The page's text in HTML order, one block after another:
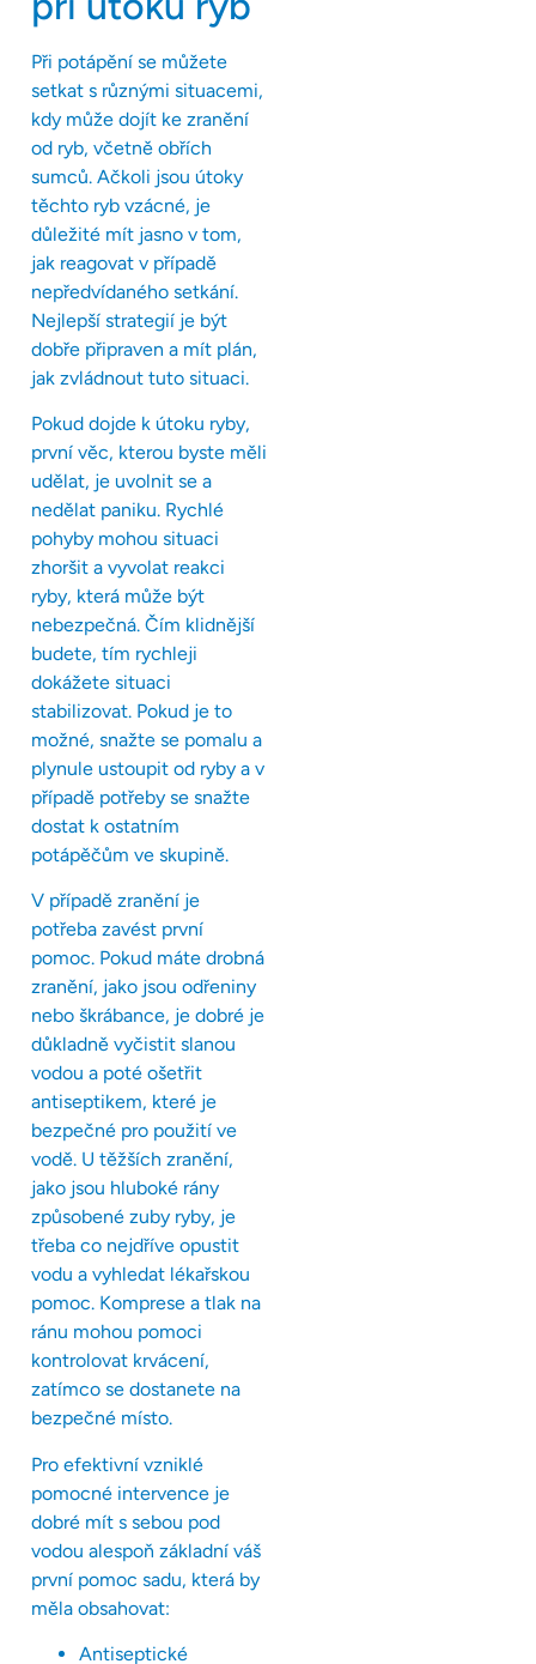
Při potápění se můžete
setkat s různými situacemi,
kdy může dojít ke zranění
od ryb, včetně obřích
sumců. Ačkoli jsou útoky
těchto ryb vzácné, je
důležité mít jasno v tom,
jak reagovat v případě
nepředvídaného setkání.
Nejlepší strategií je být
dobře připraven a mít plán,
jak zvládnout tuto situaci.
Pokud dojde k útoku ryby,
první věc, kterou byste měli
udělat, je uvolnit se a
nedělat paniku. Rychlé
pohyby mohou situaci
zhoršit a vyvolat reakci
ryby, která může být
nebezpečná. Čím klidnější
budete, tím rychleji
dokážete situaci
stabilizovat. Pokud je to
možné, snažte se pomalu a
plynule ustoupit od ryby a v
případě potřeby se snažte
dostat k ostatním
potápěčům ve skupině.
V případě zranění je
potřeba zavést první
pomoc. Pokud máte drobná
zranění, jako jsou odřeniny
nebo škrábance, je dobré je
důkladně vyčistit slanou
vodou a poté ošetřit
antiseptikem, které je
bezpečné pro použití ve
vodě. U těžších zranění,
jako jsou hluboké rány
způsobené zuby ryby, je
třeba co nejdříve opustit
vodu a vyhledat lékařskou
pomoc. Komprese a tlak na
ránu mohou pomoci
kontrolovat krvácení,
zatímco se dostanete na
bezpečné místo.
Pro efektivní vzniklé
pomocné intervence je
dobré mít s sebou pod
vodou alespoň základní váš
první pomoc sadu, která by
měla obsahovat:
Antiseptické